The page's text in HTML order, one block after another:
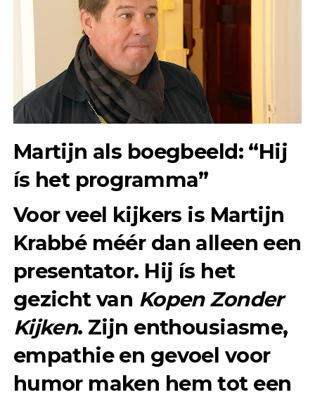
Martijn als boegbeeld: “Hij
ís het programma”
Voor veel kijkers is Martijn
Krabbé méér dan alleen een
presentator. Hij ís het
gezicht van Kopen Zonder
Kijken. Zijn enthousiasme,
empathie en gevoel voor
humor maken hem tot een